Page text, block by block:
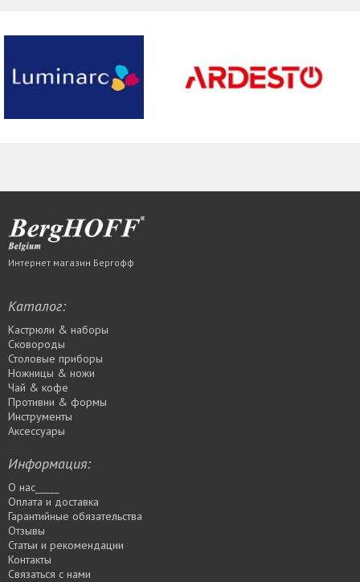
Интернет магазин Бергофф
Каталог:
Кастрюли & наборы
Сковороды
Столовые приборы
Ножницы & ножи
Чай & кофе
Противни & формы
Инструменты
Аксессуары
Информация:
О нас_____
Оплата и доставка
Гарантийные обязательства
Отзывы
Статьи и рекомендации
Контакты
Связаться с нами